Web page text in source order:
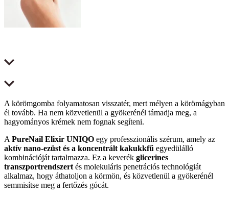
A körömgomba folyamatosan visszatér, mert mélyen a körömágyban
él tovább. Ha nem közvetlenül a gyökerénél támadja meg, a
hagyományos krémek nem fognak segíteni.
A PureNail Elixir UNIQO egy professzionális szérum, amely az
aktív nano-ezüst és a koncentrált kakukkfű egyedülálló
kombinációját tartalmazza. Ez a keverék glicerines
transzportrendszert és molekuláris penetrációs technológiát
alkalmaz, hogy áthatoljon a körmön, és közvetlenül a gyökerénél
semmisítse meg a fertőzés gócát.